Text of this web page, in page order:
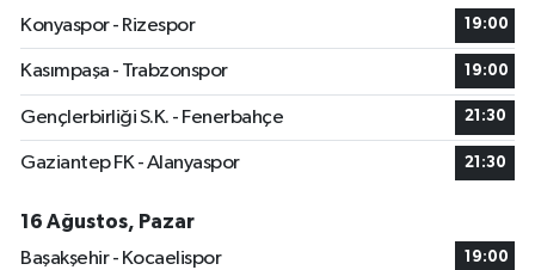
Konyaspor - Rizespor
19:00
Kasımpaşa - Trabzonspor 19:00
Gençlerbirliği S.K. - Fenerbahçe 21:30
Gaziantep FK - Alanyaspor 21:30
16 Ağustos, Pazar
Başakşehir - Kocaelispor
19:00